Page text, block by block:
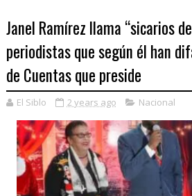
Janel Ramírez llama “sicarios
periodistas que según él han
de Cuentas que preside
El Siblo 2 years ago Nacional